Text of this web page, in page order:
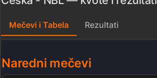
Mečevi i Tabela Rezultati
Naredni mečevi